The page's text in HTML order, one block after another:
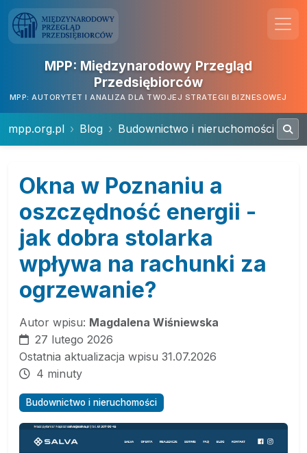
MPP: Międzynarodowy Przegląd
Przedsiębiorców
MPP: AUTORYTET I ANALIZA DLA TWOJEJ STRATEGII BIZNESOWEJ
mpp.org.pl Blog Budownictwo i nieruchomości
Okna w Poznaniu a
oszczędność energii -
jak dobra stolarka
wpływa na rachunki za
ogrzewanie?
Autor wpisu: Magdalena Wiśniewska
27 lutego 2026
Ostatnia aktualizacja wpisu 31.07.2026
4 minuty
Budownictwo i nieruchomości